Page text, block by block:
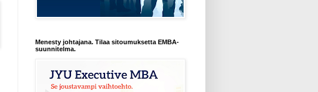
Menesty johtajana. Tilaa sitoumuksetta EMBA-
suunnitelma.